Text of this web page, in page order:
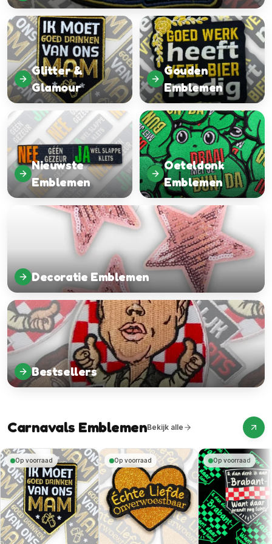
Glitter &
Glamour
Gouden
Emblemen
Nieuwste
Emblemen
Oeteldonk
Emblemen
Decoratie Emblemen
Bestsellers
Carnavals EmblemenBekijk alle
Op voorraad Op voorraad Op voorraad